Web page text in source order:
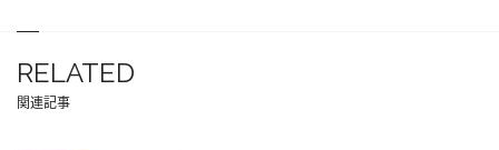
RELATED
関連記事